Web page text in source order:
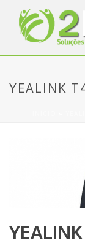
YEALINK